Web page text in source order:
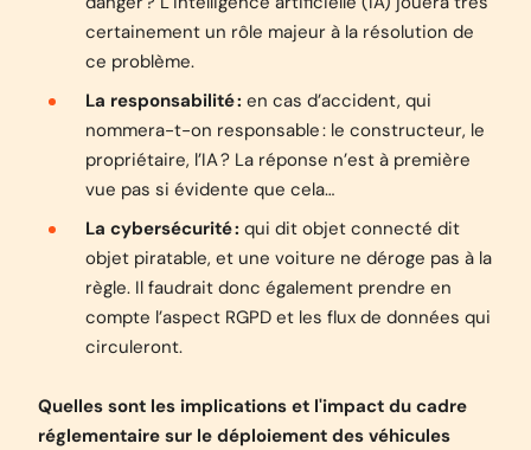
certainement un rôle majeur à la résolution de
ce problème.
La responsabilité : en cas d’accident, qui
nommera-t-on responsable : le constructeur, le
propriétaire, l’IA ? La réponse n’est à première
vue pas si évidente que cela…
La cybersécurité : qui dit objet connecté dit
objet piratable, et une voiture ne déroge pas à la
règle. Il faudrait donc également prendre en
compte l’aspect RGPD et les flux de données qui
circuleront.
Quelles sont les implications et l'impact du cadre
réglementaire sur le déploiement des véhicules